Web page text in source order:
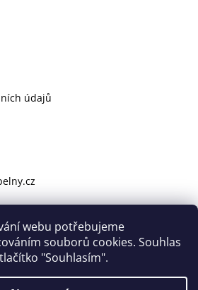
webu potřebujeme
souborů cookies. Souhlas
"Souhlasím".
údajů
vyberovekoupelny/